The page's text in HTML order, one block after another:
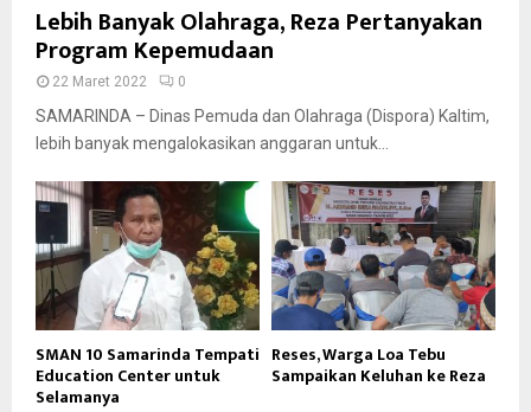
Lebih Banyak Olahraga, Reza Pertanyakan
Program Kepemudaan
22 Maret 2022 0
SAMARINDA – Dinas Pemuda dan Olahraga (Dispora) Kaltim,
lebih banyak mengalokasikan anggaran untuk...
SMAN 10 Samarinda Tempati
Education Center untuk
Selamanya
Reses, Warga Loa Tebu
Sampaikan Keluhan ke Reza